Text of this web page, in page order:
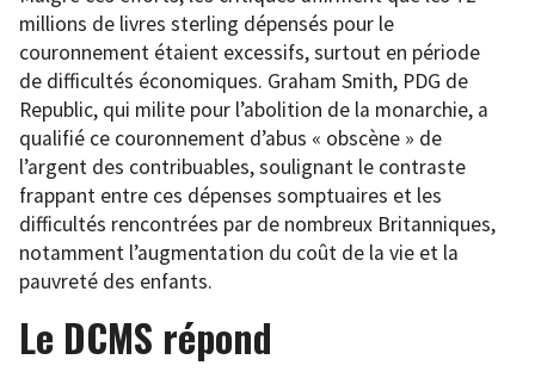
millions de livres sterling dépensés pour le
couronnement étaient excessifs, surtout en période
de difficultés économiques. Graham Smith, PDG de
Republic, qui milite pour l’abolition de la monarchie, a
qualifié ce couronnement d’abus « obscène » de
l’argent des contribuables, soulignant le contraste
frappant entre ces dépenses somptuaires et les
difficultés rencontrées par de nombreux Britanniques,
notamment l’augmentation du coût de la vie et la
pauvreté des enfants.
Le DCMS répond